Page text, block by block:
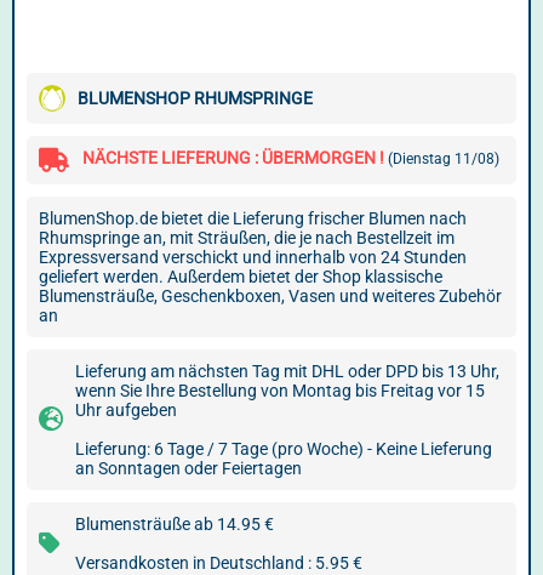
BLUMENSHOP RHUMSPRINGE
NÄCHSTE LIEFERUNG : ÜBERMORGEN ! (Dienstag 11/08)
BlumenShop.de bietet die Lieferung frischer Blumen nach
Rhumspringe an, mit Sträußen, die je nach Bestellzeit im
Expressversand verschickt und innerhalb von 24 Stunden
geliefert werden. Außerdem bietet der Shop klassische
Blumensträuße, Geschenkboxen, Vasen und weiteres Zubehör
an
Lieferung am nächsten Tag mit DHL oder DPD bis 13 Uhr,
wenn Sie Ihre Bestellung von Montag bis Freitag vor 15
Uhr aufgeben
Lieferung: 6 Tage / 7 Tage (pro Woche) - Keine Lieferung
an Sonntagen oder Feiertagen
Blumensträuße ab 14.95 €
Versandkosten in Deutschland : 5.95 €